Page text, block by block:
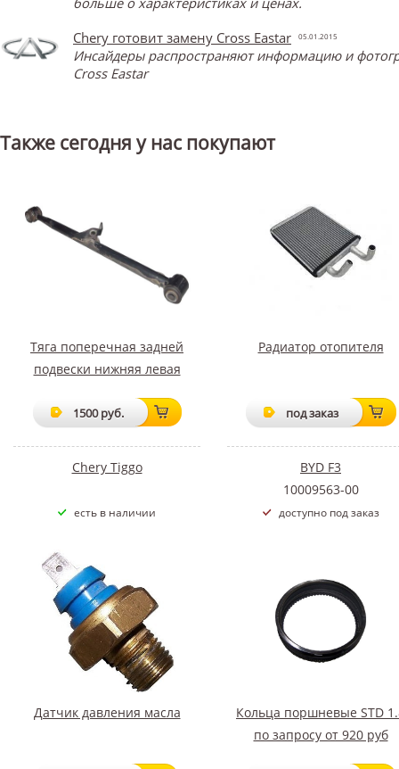
Chery готовит замену Cross Eastar
05.01.2015
Инсайдеры распространяют информацию и
Cross Eastar
Также сегодня у нас покупают
Тяга поперечная задней
подвески нижняя левая
1500 руб.
Chery Tiggo
есть в наличии
Радиатор отопителя
под заказ
BYD F3
10009563-00
доступно под заказ
Датчик давления масла
Кольца поршневые STD
по запросу от 920 руб